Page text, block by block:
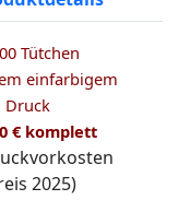
Tütchen
einfarbigem
Druck
€ komplett
2025)